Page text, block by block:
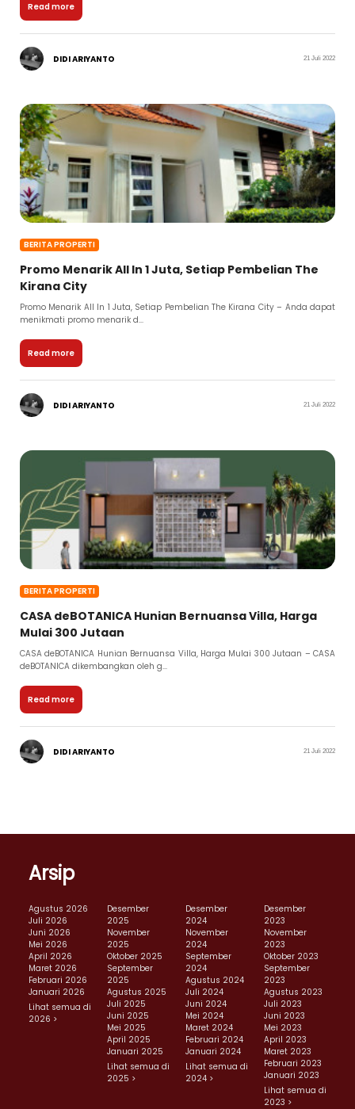
Read more
DIDI ARIYANTO 21 Juli 2022
BERITA PROPERTI
Promo Menarik All In 1 Juta, Setiap Pembelian The
Kirana City
Promo Menarik All In 1 Juta, Setiap Pembelian The Kirana City – Anda dapat
menikmati promo menarik d...
Read more
DIDI ARIYANTO 21 Juli 2022
BERITA PROPERTI
CASA deBOTANICA Hunian Bernuansa Villa, Harga
Mulai 300 Jutaan
CASA deBOTANICA Hunian Bernuansa Villa, Harga Mulai 300 Jutaan – CASA
deBOTANICA dikembangkan oleh g...
Read more
DIDI ARIYANTO 21 Juli 2022
Arsip
Agustus 2026
Juli 2026
Juni 2026
Mei 2026
April 2026
Maret 2026
Februari 2026
Januari 2026
Lihat semua di
2026 >
Desember
2025
November
2025
Oktober 2025
September
2025
Agustus 2025
Juli 2025
Juni 2025
Mei 2025
April 2025
Januari 2025
Lihat semua di
2025 >
Desember
2024
November
2024
September
2024
Agustus 2024
Juli 2024
Juni 2024
Mei 2024
Maret 2024
Februari 2024
Januari 2024
Lihat semua di
2024 >
Desember
2023
November
2023
Oktober 2023
September
2023
Agustus 2023
Juli 2023
Juni 2023
Mei 2023
April 2023
Maret 2023
Februari 2023
Januari 2023
Lihat semua di
2023 >